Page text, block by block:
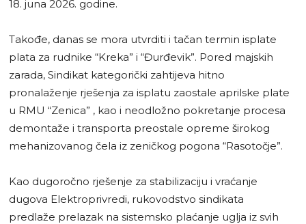
18. juna 2026. godine.
Takođe, danas se mora utvrditi i tačan termin isplate
plata za rudnike “Kreka” i “Đurđevik”. Pored majskih
zarada, Sindikat kategorički zahtijeva hitno
pronalaženje rješenja za isplatu zaostale aprilske plate
u RMU “Zenica” , kao i neodložno pokretanje procesa
demontaže i transporta preostale opreme širokog
mehanizovanog čela iz zeničkog pogona “Rasotočje”.
Kao dugoročno rješenje za stabilizaciju i vraćanje
dugova Elektroprivredi, rukovodstvo sindikata
predlaže prelazak na sistemsko plaćanje uglja iz svih